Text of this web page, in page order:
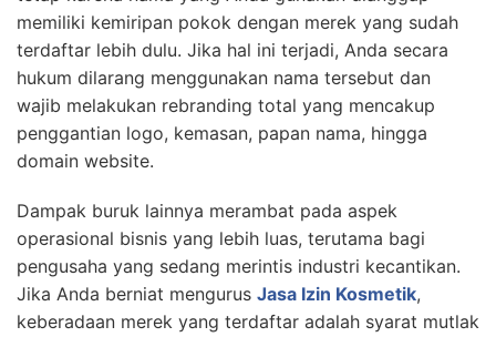
memiliki kemiripan pokok dengan merek yang sudah
terdaftar lebih dulu. Jika hal ini terjadi, Anda secara
hukum dilarang menggunakan nama tersebut dan
wajib melakukan rebranding total yang mencakup
penggantian logo, kemasan, papan nama, hingga
domain website.
Dampak buruk lainnya merambat pada aspek
operasional bisnis yang lebih luas, terutama bagi
pengusaha yang sedang merintis industri kecantikan.
Jika Anda berniat mengurus Jasa Izin Kosmetik,
keberadaan merek yang terdaftar adalah syarat mutlak